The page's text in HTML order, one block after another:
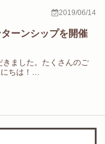
2019/06/14
ーンシップを開催
ました。たくさんのご
ちは！…